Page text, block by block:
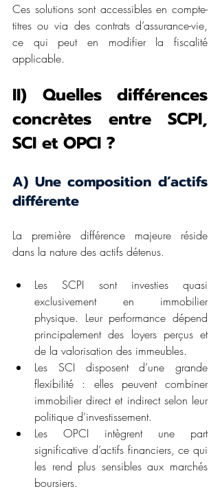
Ces solutions sont accessibles en compte-
titres ou via des contrats d’assurance-vie,
ce qui peut en modifier la fiscalité
applicable.
II) Quelles différences
concrètes entre SCPI,
SCI et OPCI ?
A) Une composition d’actifs
différente
La première différence majeure réside
dans la nature des actifs détenus.
Les SCPI sont investies quasi
exclusivement en immobilier
physique. Leur performance dépend
principalement des loyers perçus et
de la valorisation des immeubles.
Les SCI disposent d’une grande
flexibilité : elles peuvent combiner
immobilier direct et indirect selon leur
politique d’investissement.
Les OPCI intègrent une part
significative d’actifs financiers, ce qui
les rend plus sensibles aux marchés
boursiers.